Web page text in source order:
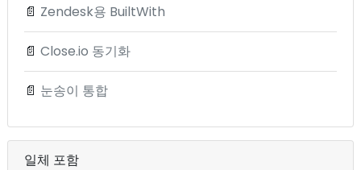
📄 Zendesk용 BuiltWith
📄 Close.io 동기화
📄 눈송이 통합
일체 포함